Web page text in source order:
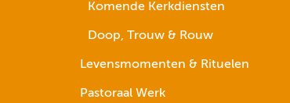
Komende Kerkdiensten
Doop, Trouw & Rouw
Levensmomenten & Rituelen
Pastoraal Werk